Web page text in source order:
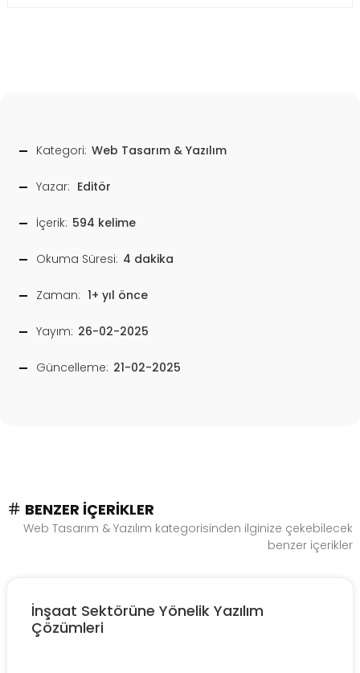
Kategori: Web Tasarım & Yazılım
Yazar: Editör
İçerik: 594 kelime
Okuma Süresi: 4 dakika
Zaman: 1+ yıl önce
Yayım: 26-02-2025
Güncelleme: 21-02-2025
BENZER İÇERIKLER
Web Tasarım & Yazılım kategorisinden ilginize çekebilecek
benzer içerikler
İnşaat Sektörüne Yönelik Yazılım
Çözümleri